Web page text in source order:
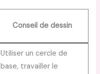
Conseil de dessin
Utiliser un cercle de
base, travailler le